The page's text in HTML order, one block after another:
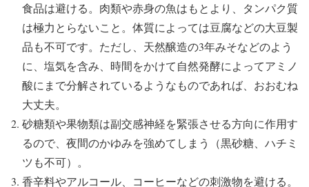
食品は避ける。肉類や赤身の魚はもとより、タンパク質
は極力とらないこと。体質によっては豆腐などの大豆製
品も不可です。ただし、天然醸造の3年みそなどのよう
に、塩気を含み、時間をかけて自然発酵によってアミノ
酸にまで分解されているようなものであれば、おおむね
大丈夫。
砂糖類や果物類は副交感神経を緊張させる方向に作用す
るので、夜間のかゆみを強めてしまう（黒砂糖、ハチミ
ツも不可）。
香辛料やアルコール、コーヒーなどの刺激物を避ける。